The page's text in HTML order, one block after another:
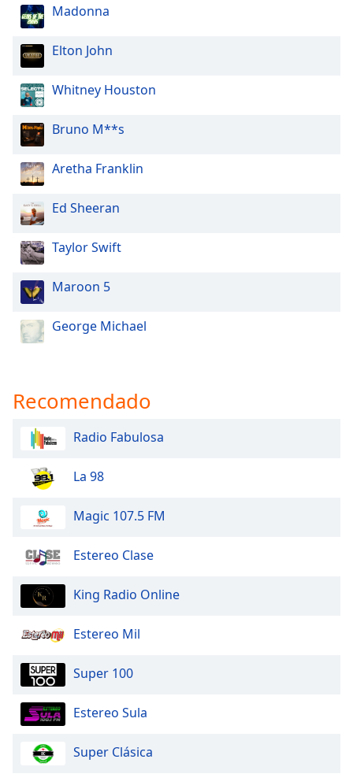
Caption
Area
Color
Opacity
Font
Size
Text
Edge
Style
Reset
Close
Modal
window.
Madonna
Elton John
Whitney Houston
Bruno M**s
Aretha Franklin
Ed Sheeran
Taylor Swift
Maroon 5
George Michael
Recomendado
Radio Fabulosa
La 98
Magic 107.5 FM
Estereo Clase
King Radio Online
Estereo Mil
Super 100
Estereo Sula
Super Clásica